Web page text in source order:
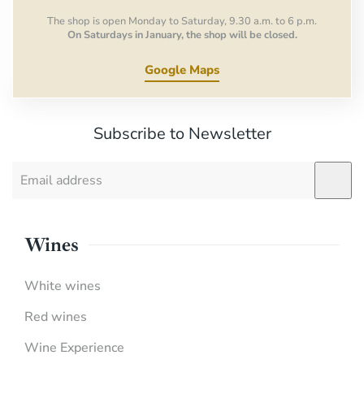
The shop is open Monday to Saturday, 9.30 a.m. to 6 p.m.
On Saturdays in January, the shop will be closed.
Google Maps
Subscribe to Newsletter
Wines
White wines
Red wines
Wine Experience